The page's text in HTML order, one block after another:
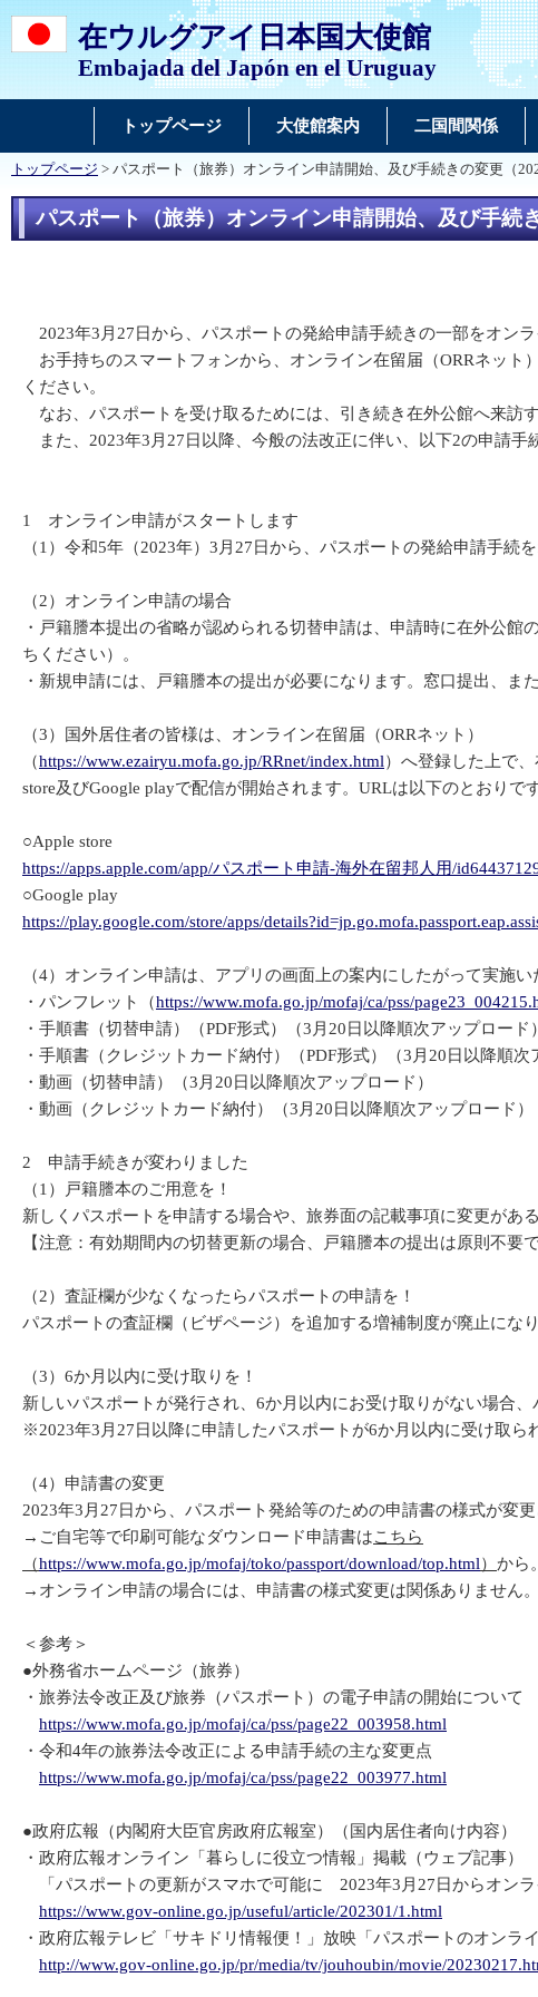
在ウルグアイ日本国大使館
Embajada del Japón en el Uruguay
トップページ 大使館案内 二国間関係
トップページ > パスポート（旅券）オンライン申請開始、及び手続きの変更（
パスポート（旅券）オンライン申請開始、及び手続
2023年3月27日から、パスポートの発給申請手続きの一部をオンラ
お手持ちのスマートフォンから、オンライン在留届（ORRネット
ください。
なお、パスポートを受け取るためには、引き続き在外公館へ来訪す
また、2023年3月27日以降、今般の法改正に伴い、以下2の申請手
1 オンライン申請がスタートします
（1）令和5年（2023年）3月27日から、パスポートの発給申請手続
（2）オンライン申請の場合
・戸籍謄本提出の省略が認められる切替申請は、申請時に在外公
ちください）。
・新規申請には、戸籍謄本の提出が必要になります。窓口提出、
（3）国外居住者の皆様は、オンライン在留届（ORRネット）
（https://www.ezairyu.mofa.go.jp/RRnet/index.html）へ登録した上で
store及びGoogle playで配信が開始されます。URLは以下のとおりです
○Apple store
https://apps.apple.com/app/パスポート申請-海外在留邦人用/
○Google play
https://play.google.com/store/apps/
（4）オンライン申請は、アプリの画面上の案内にしたがって実施
・パンフレット（https://www.mofa.go.jp/mofaj/ca/pss/
・手順書（切替申請）（PDF形式）（3月20日以降順次アップロード）
・手順書（クレジットカード納付）（PDF形式）（3月20日以降順次
・動画（切替申請）（3月20日以降順次アップロード）
・動画（クレジットカード納付）（3月20日以降順次アップロード）
2 申請手続きが変わりました
（1）戸籍謄本のご用意を！
新しくパスポートを申請する場合や、旅券面の記載事項に変更があ
【注意：有効期間内の切替更新の場合、戸籍謄本の提出は原則不要で
（2）査証欄が少なくなったらパスポートの申請を！
パスポートの査証欄（ビザページ）を追加する増補制度が廃止にな
（3）6か月以内に受け取りを！
新しいパスポートが発行され、6か月以内にお受け取りがない場合
※2023年3月27日以降に申請したパスポートが6か月以内に受け取ら
（4）申請書の変更
2023年3月27日から、パスポート発給等のための申請書の様式が変
→ご自宅等で印刷可能なダウンロード申請書はこちら
（https://www.mofa.go.jp/mofaj/toko/passport/download/top.html） から。
→オンライン申請の場合には、申請書の様式変更は関係ありません。
＜参考＞
●外務省ホームページ（旅券）
・旅券法令改正及び旅券（パスポート）の電子申請の開始について
https://www.mofa.go.jp/mofaj/ca/pss/page22_003958.html
・令和4年の旅券法令改正による申請手続の主な変更点
https://www.mofa.go.jp/mofaj/ca/pss/page22_003977.html
●政府広報（内閣府大臣官房政府広報室）（国内居住者向け内容）
・政府広報オンライン「暮らしに役立つ情報」掲載（ウェブ記事）
「パスポートの更新がスマホで可能に 2023年3月27日からオンラ
https://www.gov-online.go.jp/useful/article/202301/1.html
・政府広報テレビ「サキドリ情報便！」放映「パスポートのオンラ
http://www.gov-online.go.jp/pr/media/tv/jouhoubin/movie/